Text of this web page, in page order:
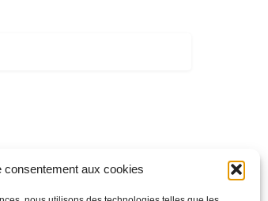
consentement aux cookies